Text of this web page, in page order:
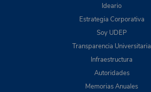
Ideario
Estrategia Corporativa
Soy UDEP
Transparencia Universitaria
Infraestructura
Autoridades
Memorias Anuales